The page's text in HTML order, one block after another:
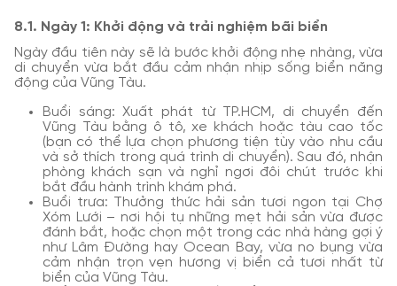
8.1. Ngày 1: Khởi động và trải nghiệm bãi biển
Ngày đầu tiên này sẽ là bước khởi động nhẹ nhàng, vừa
di chuyển vừa bắt đầu cảm nhận nhịp sống biển năng
động của Vũng Tàu.
Buổi sáng: Xuất phát từ TP.HCM, di chuyển đến
Vũng Tàu bằng ô tô, xe khách hoặc tàu cao tốc
(bạn có thể lựa chọn phương tiện tùy vào nhu cầu
và sở thích trong quá trình di chuyển). Sau đó, nhận
phòng khách sạn và nghỉ ngơi đôi chút trước khi
bắt đầu hành trình khám phá.
Buổi trưa: Thưởng thức hải sản tươi ngon tại Chợ
Xóm Lưới – nơi hội tụ những mẹt hải sản vừa được
đánh bắt, hoặc chọn một trong các nhà hàng gợi ý
như Lâm Đường hay Ocean Bay, vừa no bụng vừa
cảm nhận trọn vẹn hương vị biển cả tươi nhất từ
biển của Vũng Tàu.